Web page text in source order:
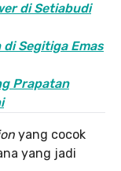
di Setiabudi
Segitiga Emas
Prapatan
yang cocok
yang jadi